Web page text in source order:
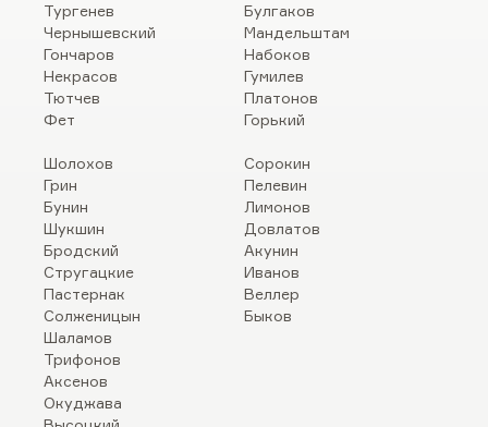
Тургенев
Чернышевский
Гончаров
Некрасов
Тютчев
Фет
Булгаков
Мандельштам
Набоков
Гумилев
Платонов
Горький
Шолохов
Грин
Бунин
Шукшин
Бродский
Стругацкие
Пастернак
Солженицын
Шаламов
Трифонов
Аксенов
Окуджава
Сорокин
Пелевин
Лимонов
Довлатов
Акунин
Иванов
Веллер
Быков